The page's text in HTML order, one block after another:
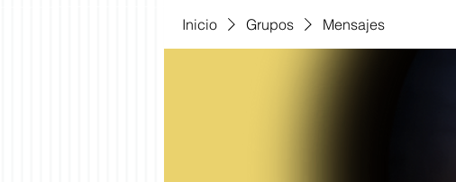
Inicio Grupos Mensajes